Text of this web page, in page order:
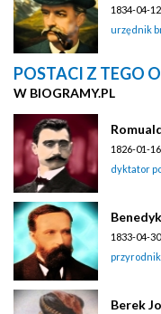
1834-04-
urzędnik
POSTACI Z TEGO
W BIOGRAMY.PL
1826-01-
dyktator
1833-04-
przyrodnik
Berek